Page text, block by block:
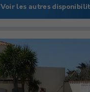
Voir les autres